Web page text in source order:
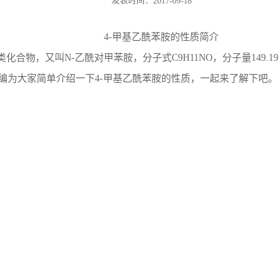
4-甲基乙酰苯胺的性质简介
化合物，又叫N-乙酰对甲苯胺，分子式C9H11NO，分子量149.19
为大家简单介绍一下4-甲基乙酰苯胺的性质，一起来了解下吧。